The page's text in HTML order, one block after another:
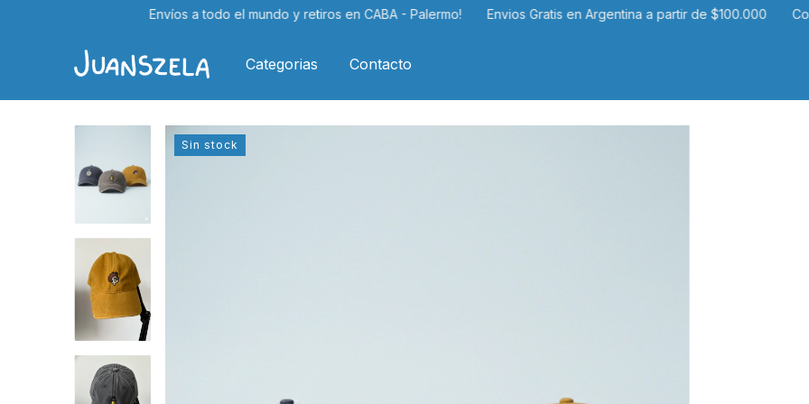
Envíos a todo el mundo y retiros en CABA - Palermo! Envios Gratis en Argentina a partir de $100.000 Consultar por
Categorias Contacto
Sin stock